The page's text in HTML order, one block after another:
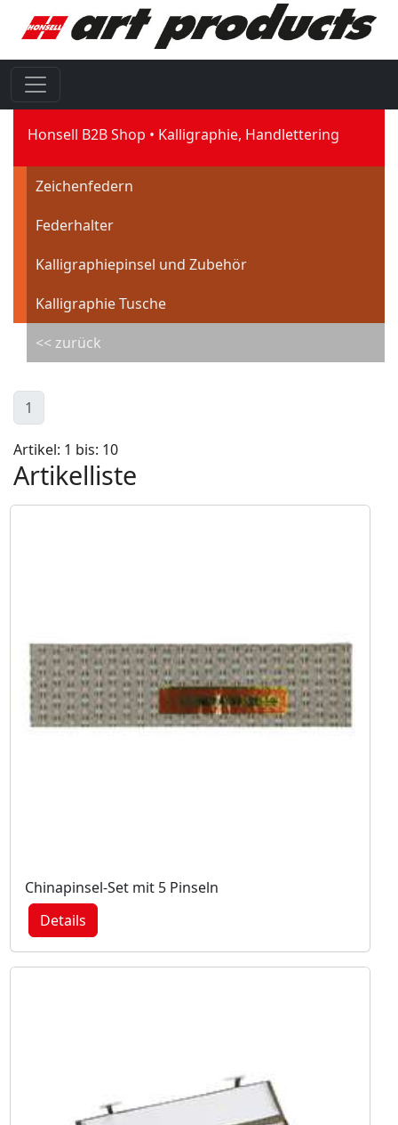
Honsell B2B Shop Kalligraphie, Handlettering
Zeichenfedern
Federhalter
Kalligraphiepinsel und Zubehör
Kalligraphie Tusche
<< zurück
1
Artikel: 1 bis: 10
Artikelliste
Chinapinsel-Set mit 5 Pinseln
Details